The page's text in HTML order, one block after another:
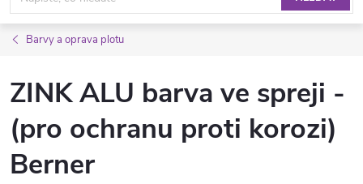
Barvy a oprava plotu
ZINK ALU barva ve spreji -
(pro ochranu proti korozi)
Berner